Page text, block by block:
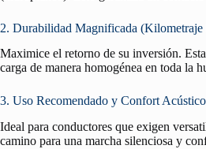
2. Durabilidad Magnificada
Maximice el retorno de su inversión.
carga de manera homogénea en toda la
3. Uso Recomendado y Confort
Ideal para conductores que exigen
camino para una marcha silenciosa y